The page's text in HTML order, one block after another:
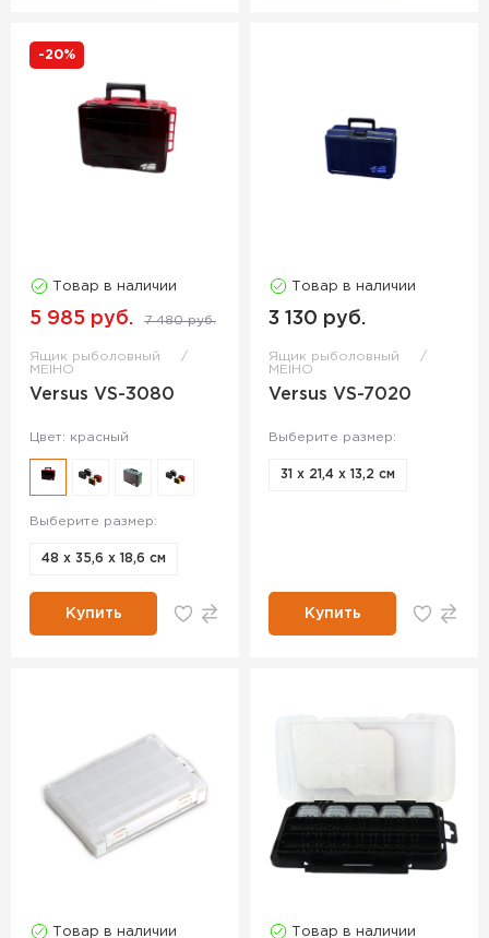
-20%
Товар в наличии
5 985 руб. 7 480 руб.
Ящик рыболовный
MEIHO
Versus VS-3080
Цвет: красный
Выберите размер:
48 х 35,6 х 18,6 см
Купить
Товар в наличии
3 130 руб.
Ящик рыболовный
MEIHO
Versus VS-7020
Выберите размер:
31 х 21,4 х 13,2 см
Купить
Товар в наличии Товар в наличии